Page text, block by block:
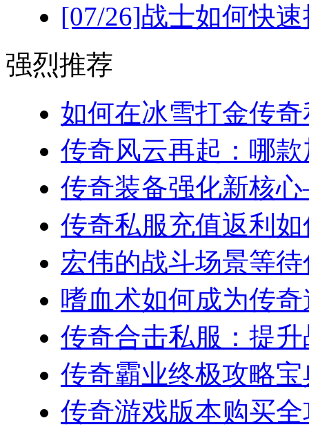
[07/26]战士如何快
强烈推荐
如何在冰雪打金传
传奇风云再起：哪
传奇装备强化新核
传奇私服充值返利
宏伟的战斗场景等
嗜血术如何成为传
传奇合击私服：提
传奇霸业终极攻略
传奇游戏版本购买